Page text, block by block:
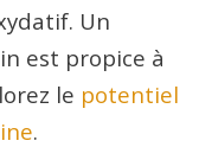
Un
est propice à
le potentiel
.